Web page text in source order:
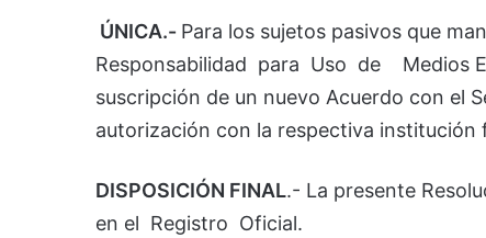
ÚNICA.- Para los sujetos pasivos que
Responsabilidad para Uso de Medios
suscripción de un nuevo Acuerdo con
autorización con la respectiva institución
DISPOSICIÓN FINAL.- La presente
en el Registro Oficial.